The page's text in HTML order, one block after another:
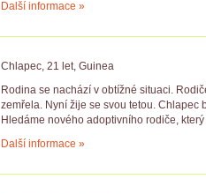
Další informace »
Chlapec, 21 let, Guinea
Rodina se nachází v obtížné situaci.
zemřela. Nyní žije se svou tetou. Chlapec
Hledáme nového adoptivního rodiče,
Další informace »